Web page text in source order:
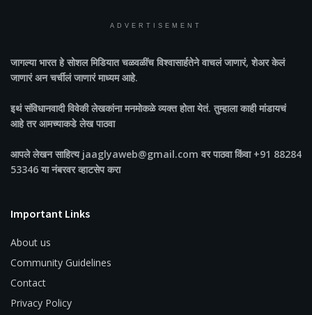
ADVERTISEMENT
जागल्या भारतहे सोशल मिडियात चळवळींच विश्वासार्हतेने वाचलं जाणारं, शेअर केलं
जाणारं अन चर्चीलं जाणारं माध्यम आहे.
इथं संविधानवादी विवेकी लेखकांना मनमोकळे व्यक्त होता येतं. तुम्हाला काही मांडायचं
आहे तर आमच्याकडे लेख पाठवा
आपले लेखन साहित्य jaaglyaweb@gmail.com वर पाठवा किंवा +91 88284
53346 या नंबरवर व्हाटसेप करा
Important Links
About us
Community Guidelines
Contact
Privacy Policy